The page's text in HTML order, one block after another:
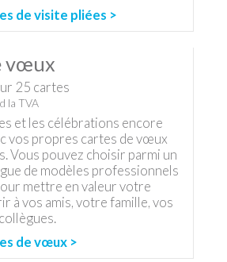
de visite pliées >
vœux
25 cartes
la TVA
et les célébrations encore
vos propres cartes de vœux
Vous pouvez choisir parmi un
de modèles professionnels
mettre en valeur votre
à vos amis, votre famille, vos
de vœux >